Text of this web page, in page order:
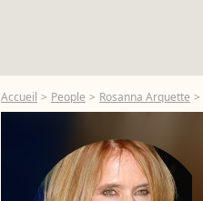
Accueil People Rosanna Arquette